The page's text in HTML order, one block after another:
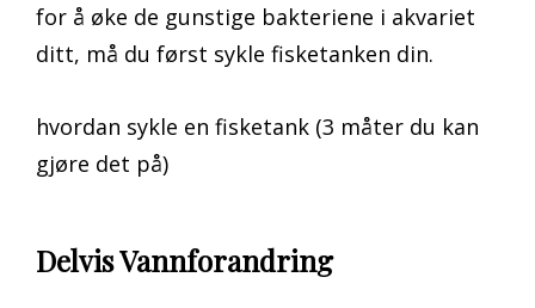
for å øke de gunstige bakteriene i akvariet
ditt, må du først sykle fisketanken din.
hvordan sykle en fisketank (3 måter du kan
gjøre det på)
Delvis Vannforandring